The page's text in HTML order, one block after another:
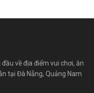
về địa điểm vui chơi, ăn
tại Đà Nẵng, Quảng Nam